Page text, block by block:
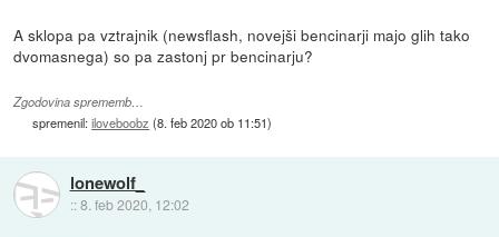
A sklopa pa vztrajnik (newsflash, novejši bencinarji majo glih tako
dvomasnega) so pa zastonj pr bencinarju?
Zgodovina sprememb…
spremenil:iloveboobz (8. feb 2020 ob 11:51)
lonewolf_
::8. feb 2020, 12:02